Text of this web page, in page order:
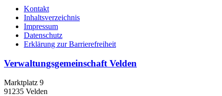
Kontakt
Inhaltsverzeichnis
Impressum
Datenschutz
Erklärung zur Barrierefreiheit
Verwaltungsgemeinschaft Velden
Marktplatz 9
91235 Velden